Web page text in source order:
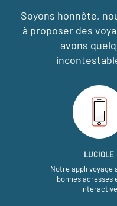
Soyons honnête,
à proposer des
avons
LUCIOLE
Notre appli voyage
bonnes adresses
interactive